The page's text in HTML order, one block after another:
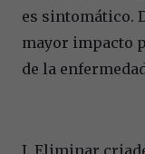
es sintomático.
mayor impacto
de la
I. Eliminar